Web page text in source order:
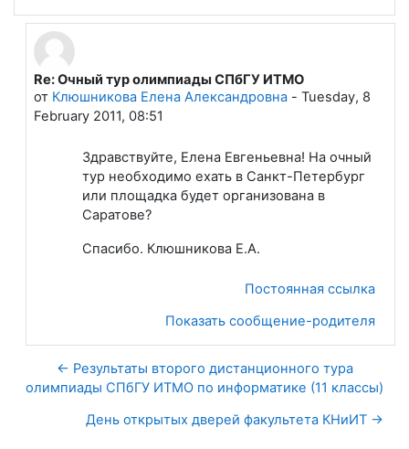
В ответ на Лапшева Елена Евгеньевна
Re: Очный тур олимпиады СПбГУ ИТМО
от Клюшникова Елена Александровна- Tuesday, 8
February 2011, 08:51
Здравствуйте, Елена Евгеньевна! На очный
тур необходимо ехать в Санкт-Петербург
или площадка будет организована в
Саратове?
Спасибо. Клюшникова Е.А.
Постоянная ссылка
Показать сообщение-родителя
← Результаты второго дистанционного тура
олимпиады СПбГУ ИТМО по информатике (11 классы)
День открытых дверей факультета КНиИТ →